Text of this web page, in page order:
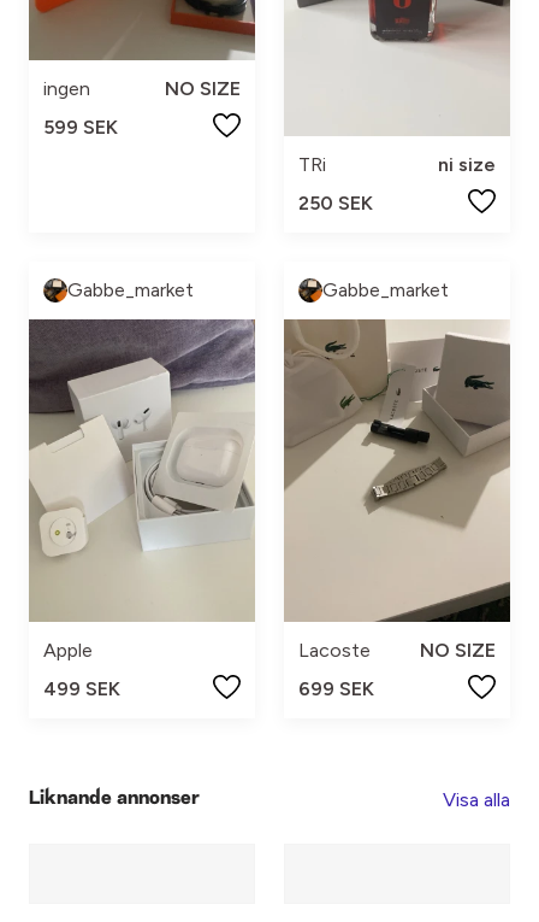
ingen
NO SIZE
599 SEK
TRi
ni size
250 SEK
Gabbe_market
Apple
499 SEK
Gabbe_market
Lacoste
NO SIZE
699 SEK
Liknande annonser Visa alla